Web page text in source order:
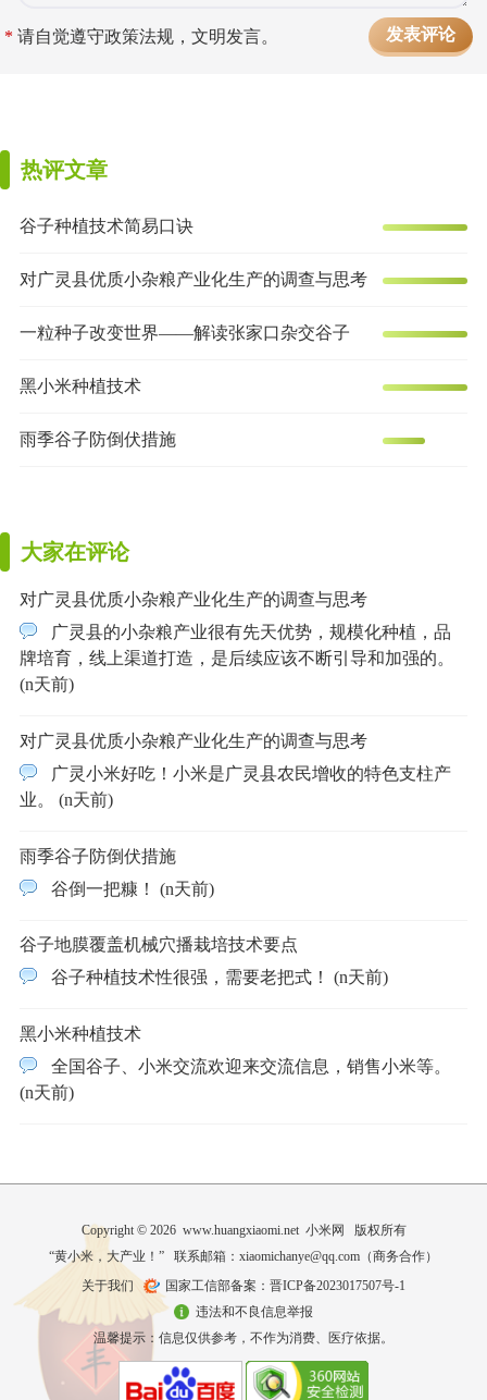
* 请自觉遵守政策法规，文明发言。
热评文章
谷子种植技术简易口诀
对广灵县优质小杂粮产业化生产的调查与思考
一粒种子改变世界——解读张家口杂交谷子
黑小米种植技术
雨季谷子防倒伏措施
大家在评论
对广灵县优质小杂粮产业化生产的调查与思考
广灵县的小杂粮产业很有先天优势，规模化种植，品
牌培育，线上渠道打造，是后续应该不断引导和加强的。
(n天前)
对广灵县优质小杂粮产业化生产的调查与思考
广灵小米好吃！小米是广灵县农民增收的特色支柱产
业。 (n天前)
雨季谷子防倒伏措施
谷倒一把糠！ (n天前)
谷子地膜覆盖机械穴播栽培技术要点
谷子种植技术性很强，需要老把式！ (n天前)
黑小米种植技术
全国谷子、小米交流欢迎来交流信息，销售小米等。
(n天前)
Copyright © 2026 www.huangxiaomi.net 小米网 版权所有
“黄小米，大产业！” 联系邮箱：xiaomichanye@qq.com（商务合作）
关于我们
国家工信部备案：晋ICP备2023017507号-1
违法和不良信息举报
温馨提示：信息仅供参考，不作为消费、医疗依据。